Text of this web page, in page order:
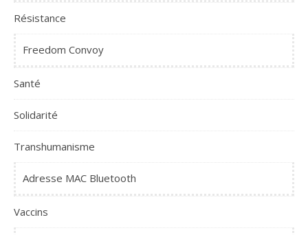
Résistance
Freedom Convoy
Santé
Solidarité
Transhumanisme
Adresse MAC Bluetooth
Vaccins